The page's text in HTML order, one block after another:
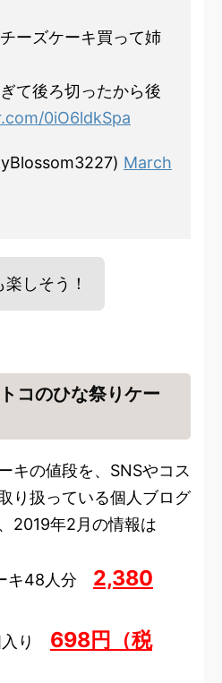
ーズケーキ買って姉
て後ろ切ったから後
0iO6ldkSpa
March
楽しそう！
コのひな祭りケー
キの値段を、SNSやコス
り扱っている個人ブログ
2019年2月の情報は
キ48人分
2,380
り
698円（税